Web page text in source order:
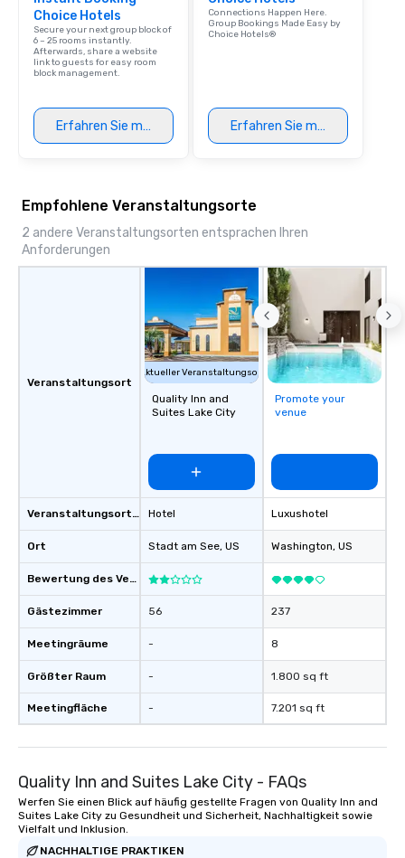
Choice Hotels
Secure your next group block of
6 – 25 rooms instantly.
Afterwards, share a website
link to guests for easy room
block management.
Erfahren Sie mehr
Connections Happen Here.
Group Bookings Made Easy by
Choice Hotels®
Erfahren Sie mehr
Empfohlene Veranstaltungsorte
2 andere Veranstaltungsorten entsprachen Ihren
Anforderungen
Veranstaltungsort
Veranstaltungsortstyp
Ort
Bewertung des Veranstaltungsortes
Gästezimmer
Meetingräume
Größter Raum
Meetingfläche
Aktueller Veranstaltungsort
Quality Inn and
Suites Lake City
Hotel
Stadt am See, US
56
-
-
-
Promote your
venue
Luxushotel
Washington, US
237
8
1.800 sq ft
7.201 sq ft
Quality Inn and Suites Lake City - FAQs
Werfen Sie einen Blick auf häufig gestellte Fragen von Quality Inn and
Suites Lake City zu Gesundheit und Sicherheit, Nachhaltigkeit sowie
Vielfalt und Inklusion.
NACHHALTIGE PRAKTIKEN